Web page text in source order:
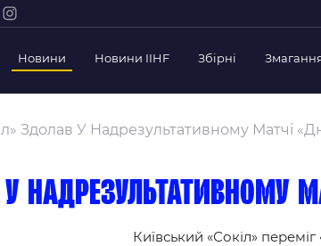
президенти Федерації
Новини Новини IIHF Збірні
Склад Збірної
Календар Матчів
Україна U-18
Здолав У Надрезультативному Матчі
надрезультативному
Київський «Сокіл»